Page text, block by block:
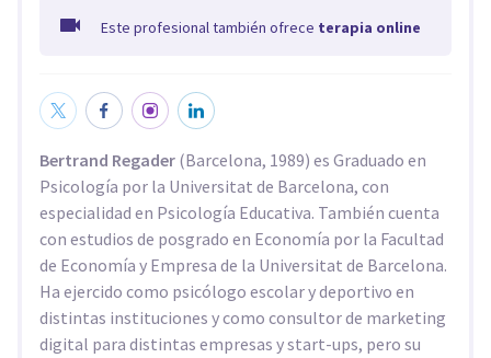
Este profesional también ofrece terapia online
Bertrand Regader (Barcelona, 1989) es Graduado en
Psicología por la Universitat de Barcelona, con
especialidad en Psicología Educativa. También cuenta
con estudios de posgrado en Economía por la Facultad
de Economía y Empresa de la Universitat de Barcelona.
Ha ejercido como psicólogo escolar y deportivo en
distintas instituciones y como consultor de marketing
digital para distintas empresas y start-ups, pero su